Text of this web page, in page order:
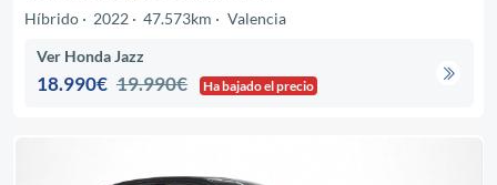
Híbrido
2022 47.573km Valencia
Ver Honda Jazz
18.990€ 19.990€ Ha bajado el precio